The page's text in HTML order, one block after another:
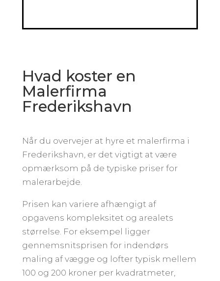
Hvad koster en
Malerfirma
Frederikshavn
Når du overvejer at hyre et malerfirma i
Frederikshavn, er det vigtigt at være
opmærksom på de typiske priser for
malerarbejde.
Prisen kan variere afhængigt af
opgavens kompleksitet og arealets
størrelse. For eksempel ligger
gennemsnitsprisen for indendørs
maling af vægge og lofter typisk mellem
100 og 200 kroner per kvadratmeter,